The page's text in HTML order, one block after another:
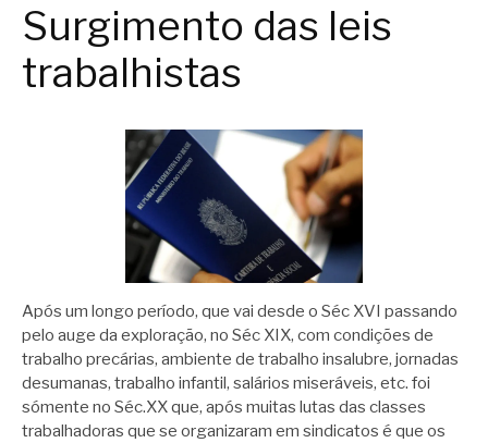
Surgimento das leis
trabalhistas
Após um longo período, que vai desde o Séc XVI passando
pelo auge da exploração, no Séc XIX, com condições de
trabalho precárias, ambiente de trabalho insalubre, jornadas
desumanas, trabalho infantil, salários miseráveis, etc. foi
sómente no Séc.XX que, após muitas lutas das classes
trabalhadoras que se organizaram em sindicatos é que os